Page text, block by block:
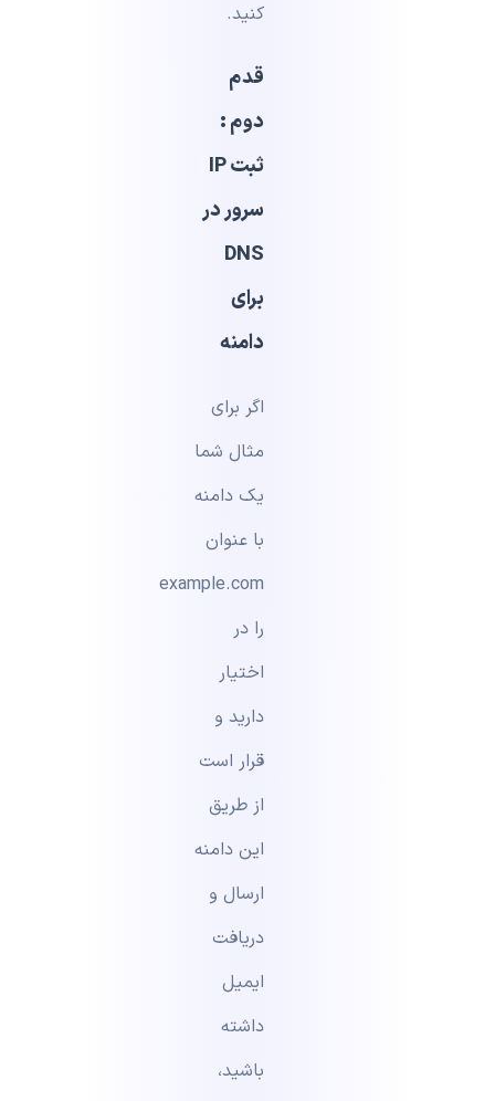
کنید.
قدم
دوم :
ثبت IP
سرور در
DNS
برای
دامنه
اگر برای
مثال شما
یک دامنه
با عنوان
example.com
را در
اختیار
دارید و
قرار است
از طریق
این دامنه
ارسال و
دریافت
ایمیل
داشته
باشید،